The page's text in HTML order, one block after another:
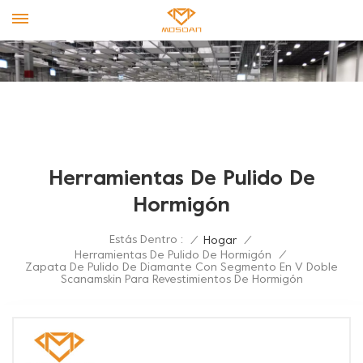
Herramientas De Pulido De
Hormigón
Estás Dentro : / Hogar
/
Herramientas De Pulido De Hormigón
/
Zapata De Pulido De Diamante Con Segmento En V Doble
Scanamskin Para Revestimientos De Hormigón